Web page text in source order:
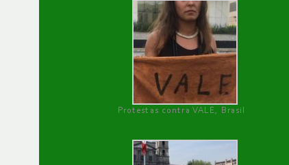
Protestas contra VALE, Brasil